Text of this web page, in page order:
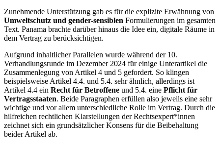
Zunehmende Unterstützung gab es für die explizite Erwähnung von
Umweltschutz und gender-sensiblen Formulierungen im gesamten
Text. Panama brachte darüber hinaus die Idee ein, digitale Räume in
dem Vertrag zu berücksichtigen.
Aufgrund inhaltlicher Parallelen wurde während der 10.
Verhandlungsrunde im Dezember 2024 für einige Unterartikel die
Zusammenlegung von Artikel 4 und 5 gefordert. So klingen
beispielsweise Artikel 4.4. und 5.4. sehr ähnlich, allerdings ist
Artikel 4.4 ein Recht für Betroffene und 5.4. eine Pflicht für
Vertragsstaaten. Beide Paragraphen erfüllen also jeweils eine sehr
wichtige und vor allem unterschiedliche Rolle im Vertrag. Durch die
hilfreichen rechtlichen Klarstellungen der Rechtsexpert*innen
zeichnet sich ein grundsätzlicher Konsens für die Beibehaltung
beider Artikel ab.